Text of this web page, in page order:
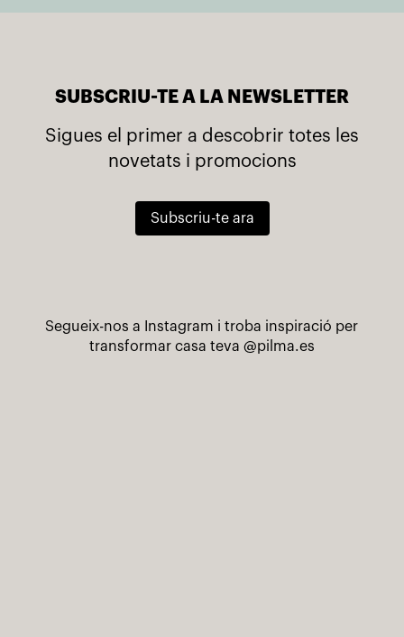
SUBSCRIU-TE A LA NEWSLETTER
Sigues el primer a descobrir totes les
novetats i promocions
Subscriu-te ara
Segueix-nos a Instagram i troba inspiració per
transformar casa teva @pilma.es